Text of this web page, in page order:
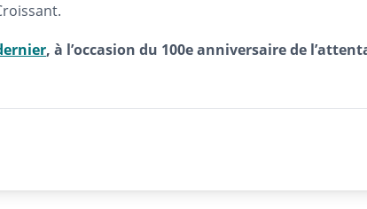
, à l’occasion du 100e anniversaire de